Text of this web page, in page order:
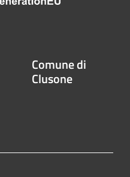
Comune di
Clusone